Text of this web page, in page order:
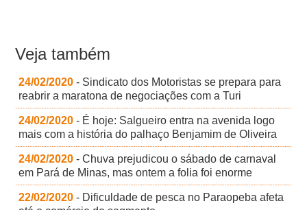
Veja também
24/02/2020 - Sindicato dos Motoristas se prepara para
reabrir a maratona de negociações com a Turi
24/02/2020 - É hoje: Salgueiro entra na avenida logo
mais com a história do palhaço Benjamim de Oliveira
24/02/2020 - Chuva prejudicou o sábado de carnaval
em Pará de Minas, mas ontem a folia foi enorme
22/02/2020 - Dificuldade de pesca no Paraopeba afeta